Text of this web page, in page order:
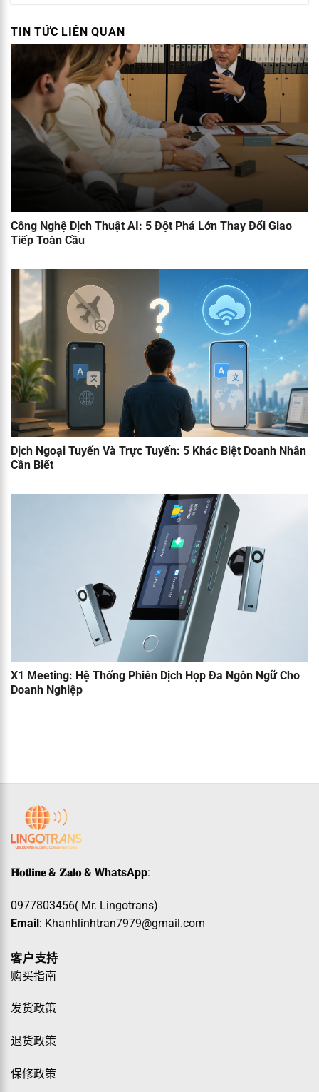
TIN TỨC LIÊN QUAN
Công Nghệ Dịch Thuật AI: 5 Đột Phá Lớn Thay Đổi Giao
Tiếp Toàn Cầu
Dịch Ngoại Tuyến Và Trực Tuyến: 5 Khác Biệt Doanh Nhân
Cần Biết
X1 Meeting: Hệ Thống Phiên Dịch Họp Đa Ngôn Ngữ Cho
Doanh Nghiệp
𝐇𝐨𝐭𝐥𝐢𝐧𝐞 & 𝐙𝐚𝐥𝐨 & WhatsApp:
0977803456( Mr. Lingotrans)
Email: Khanhlinhtran7979@gmail.com
客户支持
购买指南
发货政策
退货政策
保修政策